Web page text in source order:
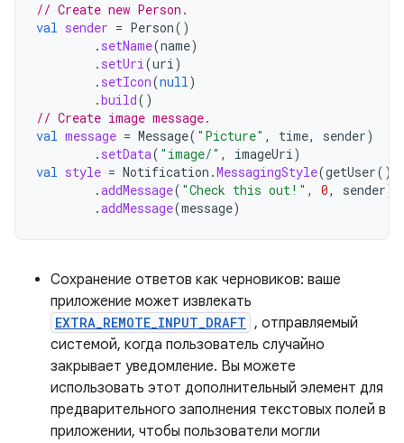
// Create new Person.
val sender = Person()
. setName(name)
. setUri(uri)
. setIcon(null)
.build()
// Create image message.
val message = Message( "Picture" , time, sender)
. setData( "image/" , imageUri)
val style = Notification .MessagingStyle(getUser())
.addMessage( "Check this out!" , 0, sender)
.addMessage(message)
Сохранение ответов как черновиков: ваше
приложение может извлекать
EXTRA_REMOTE_INPUT_DRAFT , отправляемый
системой, когда пользователь случайно
закрывает уведомление. Вы можете
использовать этот дополнительный элемент для
предварительного заполнения текстовых полей в
приложении, чтобы пользователи могли